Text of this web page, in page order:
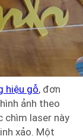
hiệu gỗ, đơn
ảnh theo
chìm laser này
xảo. Một